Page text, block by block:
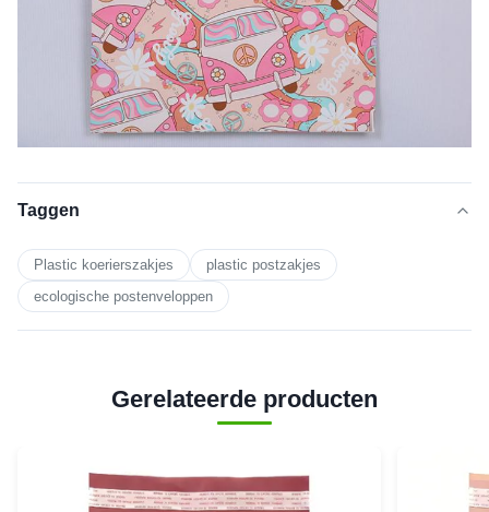
Taggen
Plastic koerierszakjes
plastic postzakjes
ecologische postenveloppen
Gerelateerde producten